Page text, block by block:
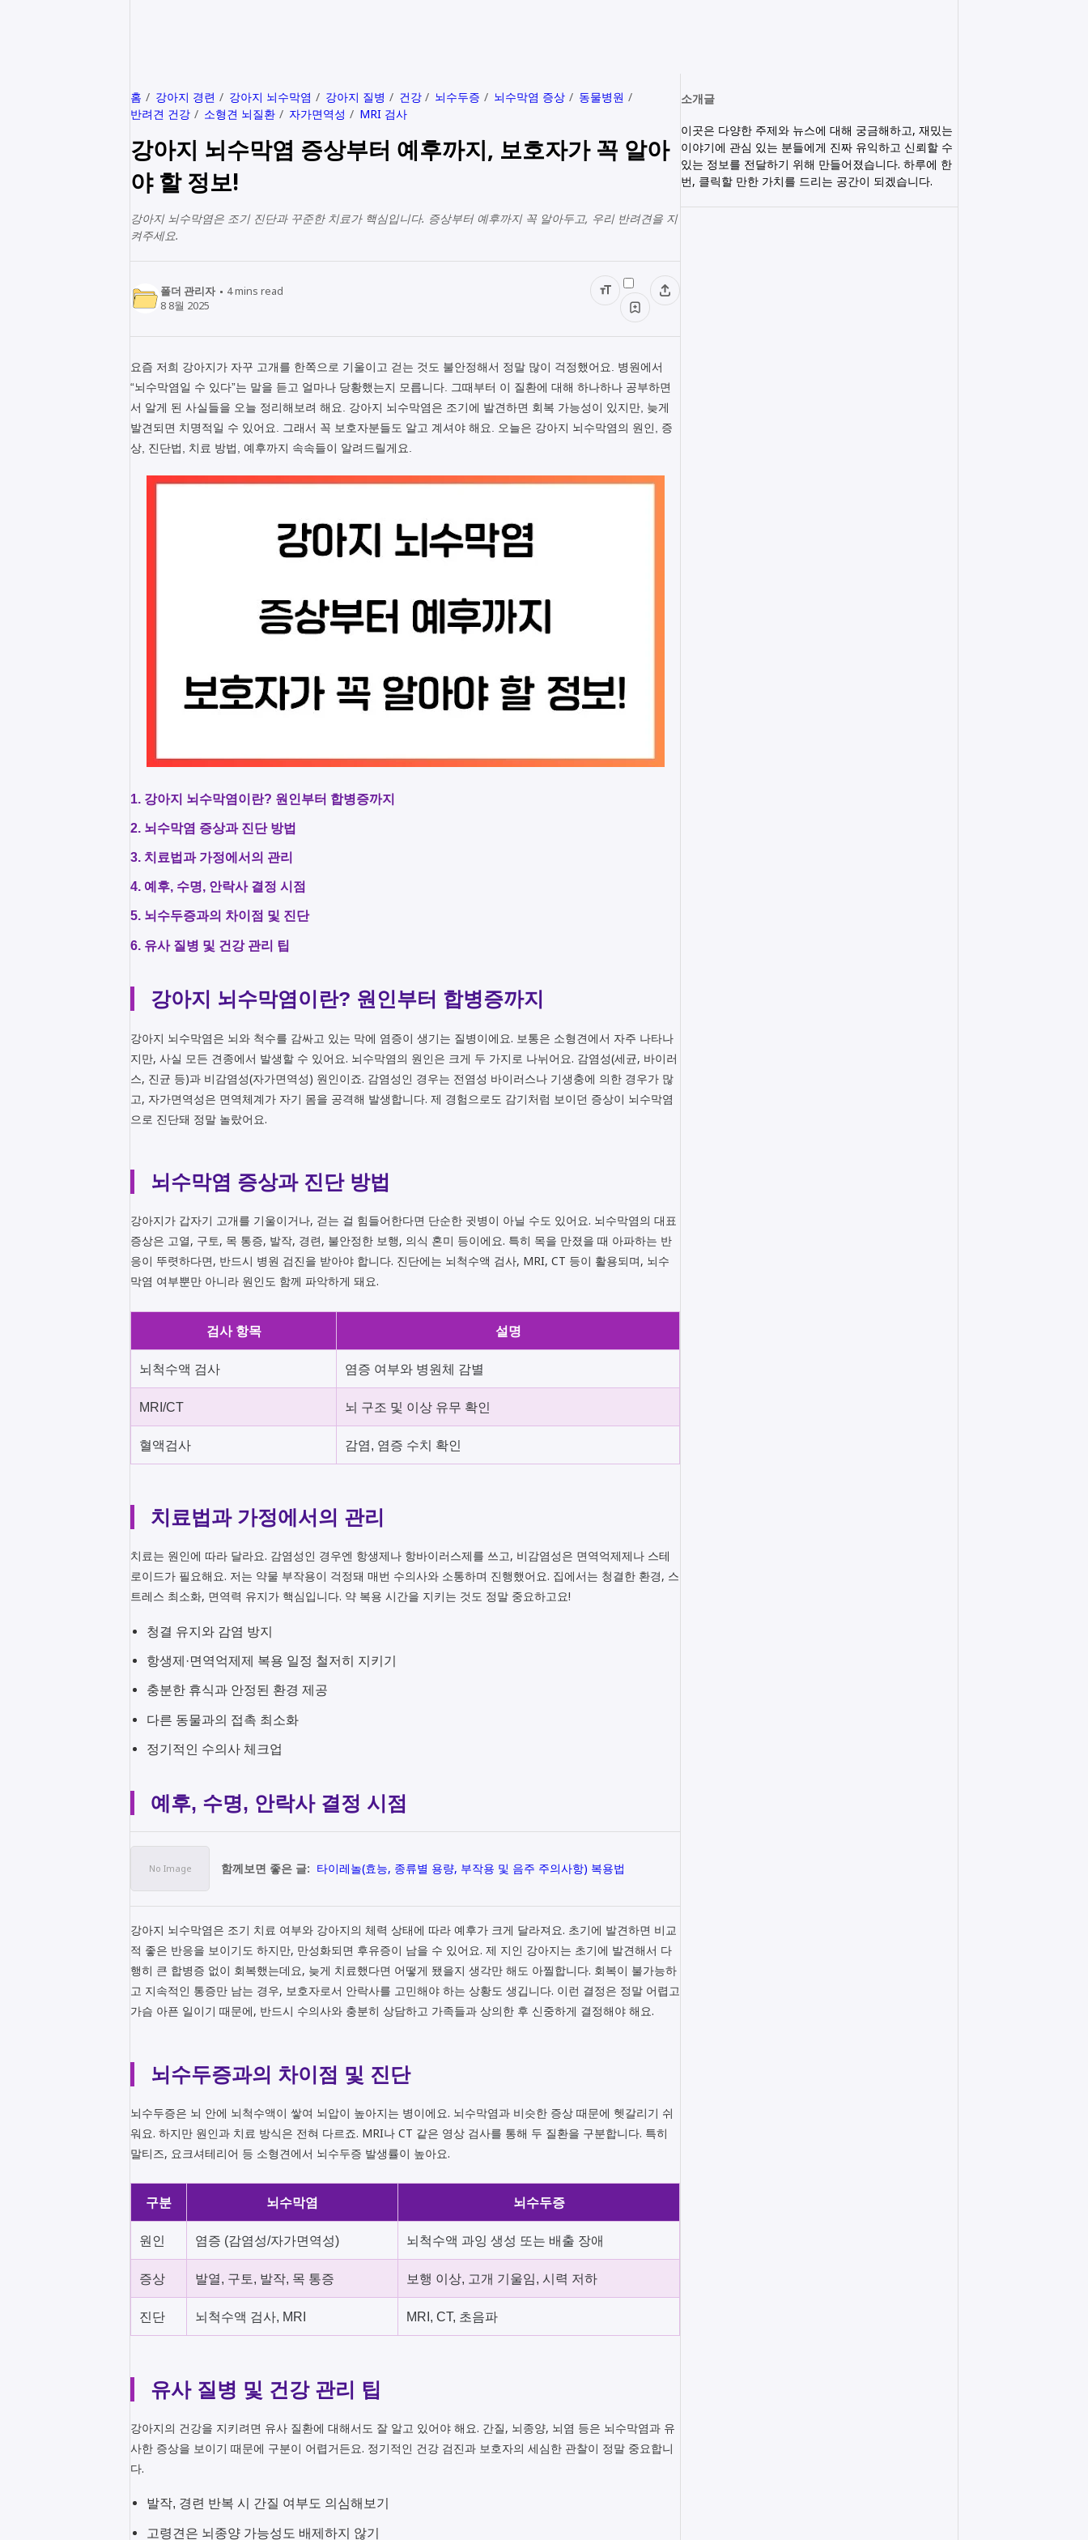
홈 강아지 경련 강아지 뇌수막염 강아지 질병 건강 뇌수두증 뇌수막염 증상
동물병원
반려견 건강
소형견 뇌질환 자가면역성 MRI 검사
강아지 뇌수막염 증상부터 예후까지, 보호자가 꼭 알아
야 할 정보!
강아지 뇌수막염은 조기 진단과 꾸준한 치료가 핵심입니다. 증상부터 예후까지 꼭 알아두고, 우리 반려견을 지
켜주세요.
폴더 관리자 4mins read
8 8월 2025
요즘 저희 강아지가 자꾸 고개를 한쪽으로 기울이고 걷는 것도 불안정해서 정말 많이 걱정했어요. 병원에서
“뇌수막염일 수 있다”는 말을 듣고 얼마나 당황했는지 모릅니다. 그때부터 이 질환에 대해 하나하나 공부하면
서 알게 된 사실들을 오늘 정리해보려 해요. 강아지 뇌수막염은 조기에 발견하면 회복 가능성이 있지만, 늦게
발견되면 치명적일 수 있어요. 그래서 꼭 보호자분들도 알고 계셔야 해요. 오늘은 강아지 뇌수막염의 원인, 증
상, 진단법, 치료 방법, 예후까지 속속들이 알려드릴게요.
1. 강아지 뇌수막염이란? 원인부터 합병증까지
2. 뇌수막염 증상과 진단 방법
3. 치료법과 가정에서의 관리
4. 예후, 수명, 안락사 결정 시점
5. 뇌수두증과의 차이점 및 진단
6. 유사 질병 및 건강 관리 팁
강아지 뇌수막염이란? 원인부터 합병증까지
강아지 뇌수막염은 뇌와 척수를 감싸고 있는 막에 염증이 생기는 질병이에요. 보통은 소형견에서 자주 나타나
지만, 사실 모든 견종에서 발생할 수 있어요. 뇌수막염의 원인은 크게 두 가지로 나뉘어요. 감염성(세균, 바이러
스, 진균 등)과 비감염성(자가면역성) 원인이죠. 감염성인 경우는 전염성 바이러스나 기생충에 의한 경우가 많
고, 자가면역성은 면역체계가 자기 몸을 공격해 발생합니다. 제 경험으로도 감기처럼 보이던 증상이 뇌수막염
으로 진단돼 정말 놀랐어요.
뇌수막염 증상과 진단 방법
강아지가 갑자기 고개를 기울이거나, 걷는 걸 힘들어한다면 단순한 귓병이 아닐 수도 있어요. 뇌수막염의 대표
증상은 고열, 구토, 목 통증, 발작, 경련, 불안정한 보행, 의식 혼미 등이에요. 특히 목을 만졌을 때 아파하는 반
응이 뚜렷하다면, 반드시 병원 검진을 받아야 합니다. 진단에는 뇌척수액 검사, MRI, CT 등이 활용되며, 뇌수
막염 여부뿐만 아니라 원인도 함께 파악하게 돼요.
검사 항목 설명
뇌척수액 검사 염증 여부와 병원체 감별
MRI/CT 뇌 구조 및 이상 유무 확인
혈액검사 감염, 염증 수치 확인
치료법과 가정에서의 관리
치료는 원인에 따라 달라요. 감염성인 경우엔 항생제나 항바이러스제를 쓰고, 비감염성은 면역억제제나 스테
로이드가 필요해요. 저는 약물 부작용이 걱정돼 매번 수의사와 소통하며 진행했어요. 집에서는 청결한 환경, 스
트레스 최소화, 면역력 유지가 핵심입니다. 약 복용 시간을 지키는 것도 정말 중요하고요!
청결 유지와 감염 방지
항생제·면역억제제 복용 일정 철저히 지키기
충분한 휴식과 안정된 환경 제공
다른 동물과의 접촉 최소화
정기적인 수의사 체크업
예후, 수명, 안락사 결정 시점
함께보면 좋은 글: 타이레놀(효능, 종류별 용량, 부작용 및 음주 주의사항) 복용법
강아지 뇌수막염은 조기 치료 여부와 강아지의 체력 상태에 따라 예후가 크게 달라져요. 초기에 발견하면 비교
적 좋은 반응을 보이기도 하지만, 만성화되면 후유증이 남을 수 있어요. 제 지인 강아지는 초기에 발견해서 다
행히 큰 합병증 없이 회복했는데요, 늦게 치료했다면 어떻게 됐을지 생각만 해도 아찔합니다. 회복이 불가능하
고 지속적인 통증만 남는 경우, 보호자로서 안락사를 고민해야 하는 상황도 생깁니다. 이런 결정은 정말 어렵고
가슴 아픈 일이기 때문에, 반드시 수의사와 충분히 상담하고 가족들과 상의한 후 신중하게 결정해야 해요.
뇌수두증과의 차이점 및 진단
뇌수두증은 뇌 안에 뇌척수액이 쌓여 뇌압이 높아지는 병이에요. 뇌수막염과 비슷한 증상 때문에 헷갈리기 쉬
워요. 하지만 원인과 치료 방식은 전혀 다르죠. MRI나 CT 같은 영상 검사를 통해 두 질환을 구분합니다. 특히
말티즈, 요크셔테리어 등 소형견에서 뇌수두증 발생률이 높아요.
구분 뇌수막염 뇌수두증
원인 염증 (감염성/자가면역성) 뇌척수액 과잉 생성 또는 배출 장애
증상 발열, 구토, 발작, 목 통증 보행 이상, 고개 기울임, 시력 저하
진단 뇌척수액 검사, MRI MRI, CT, 초음파
유사 질병 및 건강 관리 팁
강아지의 건강을 지키려면 유사 질환에 대해서도 잘 알고 있어야 해요. 간질, 뇌종양, 뇌염 등은 뇌수막염과 유
사한 증상을 보이기 때문에 구분이 어렵거든요. 정기적인 건강 검진과 보호자의 세심한 관찰이 정말 중요합니
다.
발작, 경련 반복 시 간질 여부도 의심해보기
고령견은 뇌종양 가능성도 배제하지 않기
소개글
이곳은 다양한 주제와 뉴스에 대해 궁금해하고, 재밌는
이야기에 관심 있는 분들에게 진짜 유익하고 신뢰할 수
있는 정보를 전달하기 위해 만들어졌습니다. 하루에 한
번, 클릭할 만한 가치를 드리는 공간이 되겠습니다.